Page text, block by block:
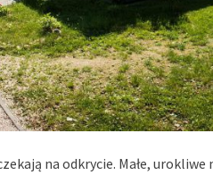
na odkrycie. Małe,